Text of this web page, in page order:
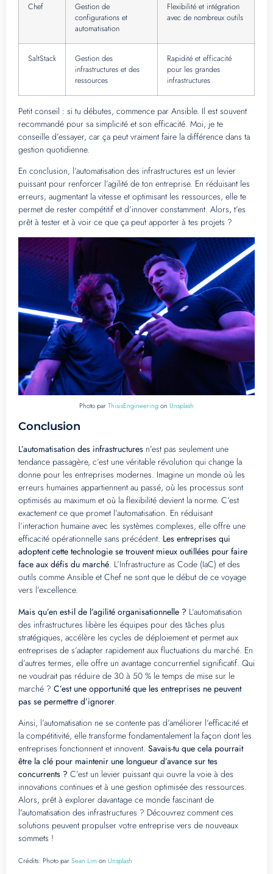
Chef
Gestion de
configurations et
automatisation
Flexibilité et intégration
avec de nombreux outils
SaltStack
Gestion des
infrastructures et des
ressources
Rapidité et efficacité
pour les grandes
infrastructures
Petit conseil : si tu débutes, commence par Ansible. Il est souvent
recommandé pour sa simplicité et son efficacité. Moi, je te
conseille d’essayer, car ça peut vraiment faire la différence dans ta
gestion quotidienne.
En conclusion, l’automatisation des infrastructures est un levier
puissant pour renforcer l’agilité de ton entreprise. En réduisant les
erreurs, augmentant la vitesse et optimisant les ressources, elle te
permet de rester compétitif et d’innover constamment. Alors, t’es
prêt à tester et à voir ce que ça peut apporter à tes projets ?
Photo parThisisEngineeringon Unsplash
Conclusion
L’automatisation des infrastructures n’est pas seulement une
tendance passagère, c’est une véritable révolution qui change la
donne pour les entreprises modernes. Imagine un monde où les
erreurs humaines appartiennent au passé, où les processus sont
optimisés au maximum et où la flexibilité devient la norme. C’est
exactement ce que promet l’automatisation. En réduisant
l’interaction humaine avec les systèmes complexes, elle offre une
efficacité opérationnelle sans précédent. Les entreprises qui
adoptent cette technologie se trouvent mieux outillées pour faire
face aux défis du marché. L’Infrastructure as Code (IaC) et des
outils comme Ansible et Chef ne sont que le début de ce voyage
vers l’excellence.
Mais qu’en est-il de l’agilité organisationnelle ? L’automatisation
des infrastructures libère les équipes pour des tâches plus
stratégiques, accélère les cycles de déploiement et permet aux
entreprises de s’adapter rapidement aux fluctuations du marché. En
d’autres termes, elle offre un avantage concurrentiel significatif. Qui
ne voudrait pas réduire de 30 à 50 % le temps de mise sur le
marché ? C’est une opportunité que les entreprises ne peuvent
pas se permettre d’ignorer.
Ainsi, l’automatisation ne se contente pas d’améliorer l’efficacité et
la compétitivité, elle transforme fondamentalement la façon dont les
entreprises fonctionnent et innovent. Savais-tu que cela pourrait
être la clé pour maintenir une longueur d’avance sur tes
concurrents ? C’est un levier puissant qui ouvre la voie à des
innovations continues et à une gestion optimisée des ressources.
Alors, prêt à explorer davantage ce monde fascinant de
l’automatisation des infrastructures ? Découvrez comment ces
solutions peuvent propulser votre entreprise vers de nouveaux
sommets !
Crédits: Photo parSean Limon Unsplash